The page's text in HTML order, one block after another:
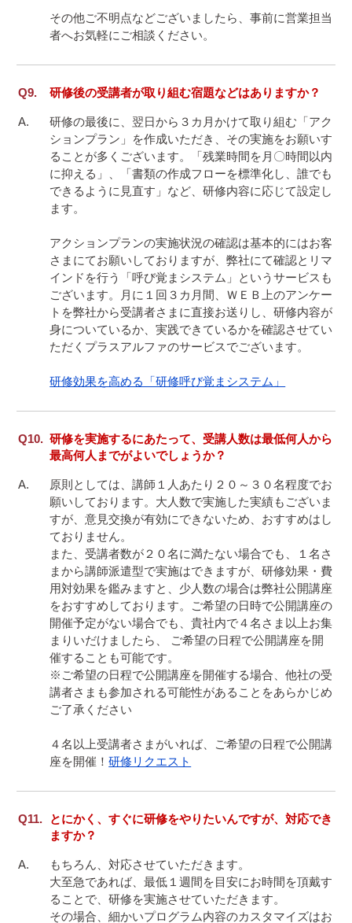
その他ご不明点などございましたら、事前に営業担当
者へお気軽にご相談ください。
研修後の受講者が取り組む宿題などはありますか？
研修の最後に、翌日から３カ月かけて取り組む「アク
ションプラン」を作成いただき、その実施をお願いす
ることが多くございます。「残業時間を月〇時間以内
に抑える」、「書類の作成フローを標準化し、誰でも
できるように見直す」など、研修内容に応じて設定し
ます。
アクションプランの実施状況の確認は基本的にはお客
さまにてお願いしておりますが、弊社にて確認とリマ
インドを行う「呼び覚まシステム」というサービスも
ございます。月に１回３カ月間、ＷＥＢ上のアンケー
トを弊社から受講者さまに直接お送りし、研修内容が
身についているか、実践できているかを確認させてい
ただくプラスアルファのサービスでございます。
研修効果を高める「研修呼び覚まシステム」
研修を実施するにあたって、受講人数は最低何人から
最高何人までがよいでしょうか？
原則としては、講師１人あたり２０～３０名程度でお
願いしております。大人数で実施した実績もございま
すが、意見交換が有効にできないため、おすすめはし
ておりません。
また、受講者数が２０名に満たない場合でも、１名さ
まから講師派遣型で実施はできますが、研修効果・費
用対効果を鑑みますと、少人数の場合は弊社公開講座
をおすすめしております。ご希望の日時で公開講座の
開催予定がない場合でも、貴社内で４名さま以上お集
まりいだけましたら、 ご希望の日程で公開講座を開
催することも可能です。
※ご希望の日程で公開講座を開催する場合、他社の受
講者さまも参加される可能性があることをあらかじめ
ご了承ください
４名以上受講者さまがいれば、ご希望の日程で公開講
座を開催！研修リクエスト
とにかく、すぐに研修をやりたいんですが、対応でき
ますか？
もちろん、対応させていただきます。
大至急であれば、最低１週間を目安にお時間を頂戴す
ることで、研修を実施させていただきます。
その場合、細かいプログラム内容のカスタマイズはお